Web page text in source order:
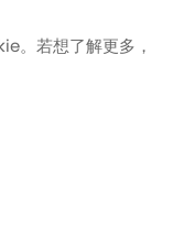
。若想了解更多，